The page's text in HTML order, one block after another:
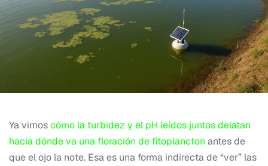
Ya vimoscómo la turbidez y el pH leídos juntos delatan
hacia dónde va una floración de fitoplancton antes de
que el ojo la note. Esa es una forma indirecta de “ver” las